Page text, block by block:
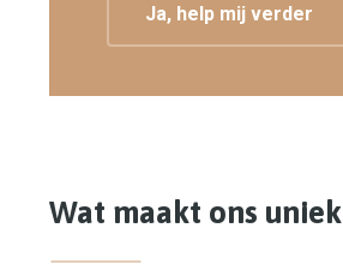
Ja, help mij verder
Wat maakt ons uniek